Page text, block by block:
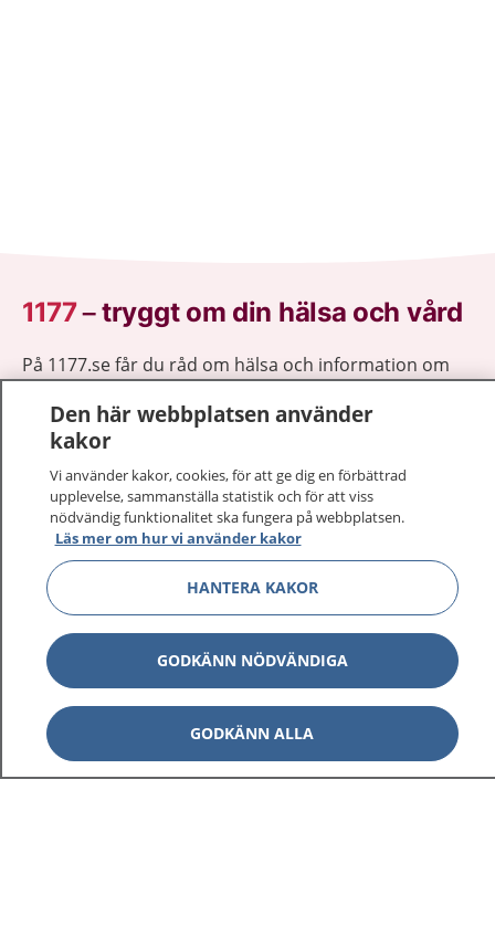
1177–tryggt om din hälsa och vård
På 1177.se får du råd om hälsa och information om
Logga in för att läsa din journal och göra dina
vårdärenden. Ring telefonnummer 1177 för
sjukvårdsrådgivning dygnet runt.
1177 ger dig råd när du vill må bättre.
1177 på flera språk Visa
Om 1177 Visa
Kontakt Visa
Den här webbplatsen använder
kakor
Vi använder kakor, cookies, för att ge dig en förbättrad
upplevelse, sammanställa statistik och för att viss
nödvändig funktionalitet ska fungera på webbplatsen.
Läs mer om hur vi använder kakor
HANTERA KAKOR
GODKÄNN NÖDVÄNDIGA
GODKÄNN ALLA